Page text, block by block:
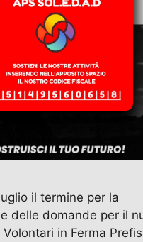
il termine per la
delle domande per il
in Ferma